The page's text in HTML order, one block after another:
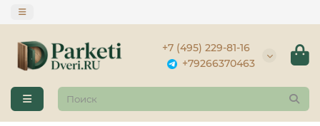
+7 (495) 229-81-16
+79266370463